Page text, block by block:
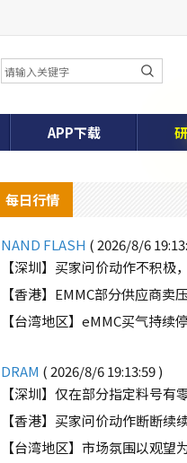
APP下载 研
每日行情
NAND FLASH ( 2026/8/6
【深圳】买家问价动作不积极
【香港】EMMC部分供应商卖
DRAM ( 2026/8/6 19:13:59 )